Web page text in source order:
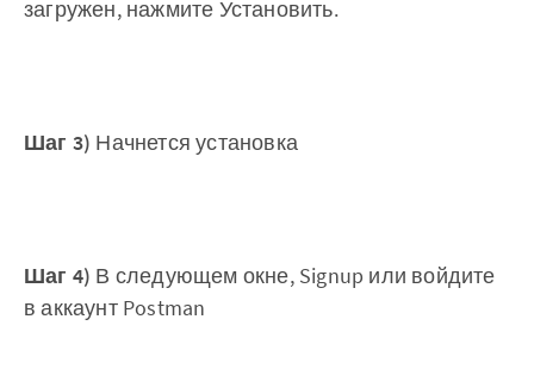
загружен, нажмите Установить.
Шаг 3) Начнется установка
Шаг 4) В следующем окне, Signup или войдите
в аккаунт Postman